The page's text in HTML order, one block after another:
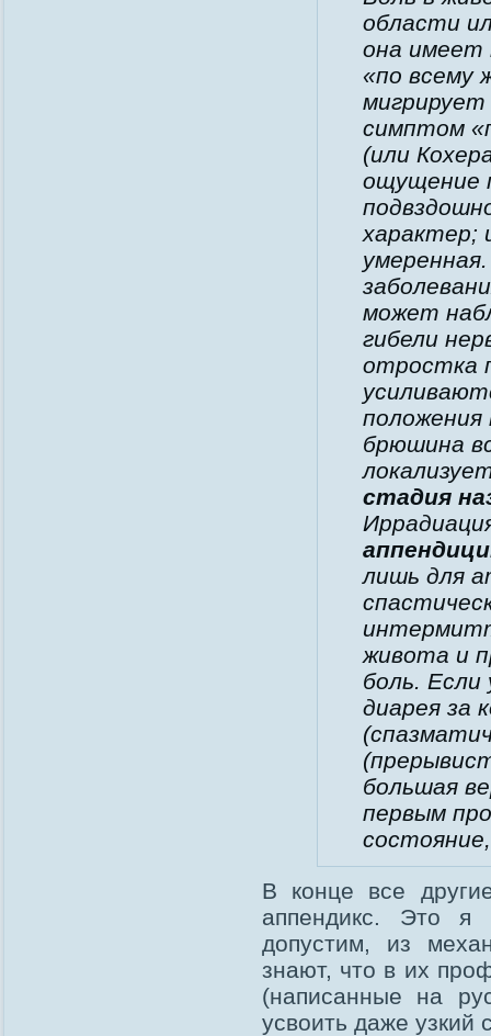
области
она имеет
«по всему
симптом
(или
ощущение
характер;
может
гибели
отростка
положения
брюшина
стадия
лишь для
живота и
боль.
диарея за
большая
первым
В конце все
аппендикс. Это
допустим, из
знают, что в их
(написанные на
усвоить даже узкий